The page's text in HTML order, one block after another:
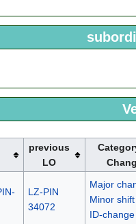
previous
LO
LZ-PIN
34072
Major
Minor shift
ID-change